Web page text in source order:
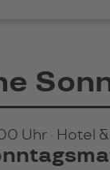
Uhr · Hotel